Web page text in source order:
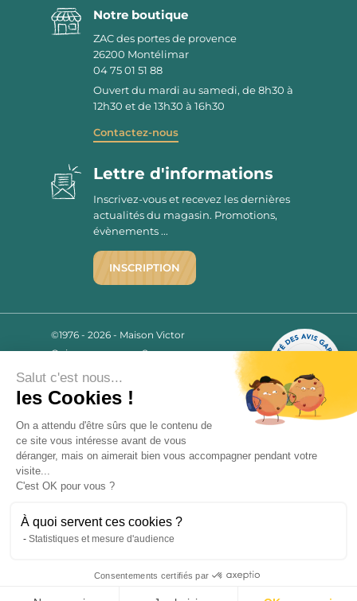
Notre boutique
ZAC des portes de provence
26200 Montélimar
04 75 01 51 88
Ouvert du mardi au samedi, de 8h30 à
12h30 et de 13h30 à 16h30
Contactez-nous
2780 AVIS
9.7
Lettre d'informations
Inscrivez-vous et recevez les dernières
actualités du magasin. Promotions,
évènements ...
INSCRIPTION
©1976 - 2026 - Maison Victor
Qui sommes-nous ?
Mentions légales
C.G.V.
Politique de confidentialité
FAQ
Livraisons
»
Salut c'est nous...
les Cookies !
On a attendu d'être sûrs que le contenu de
ce site vous intéresse avant de vous
déranger, mais on aimerait bien vous accompagner pendant votre
visite...
C'est OK pour vous ?
À quoi servent ces cookies ?
Statistiques et mesure d'audience
Consentements certifiés par